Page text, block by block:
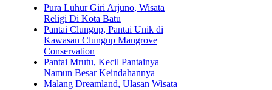
Pura Luhur Giri Arjuno, Wisata
Religi Di Kota Batu
Pantai Clungup, Pantai Unik di
Kawasan Clungup Mangrove
Conservation
Pantai Mrutu, Kecil Pantainya
Namun Besar Keindahannya
Malang Dreamland, Ulasan Wisata